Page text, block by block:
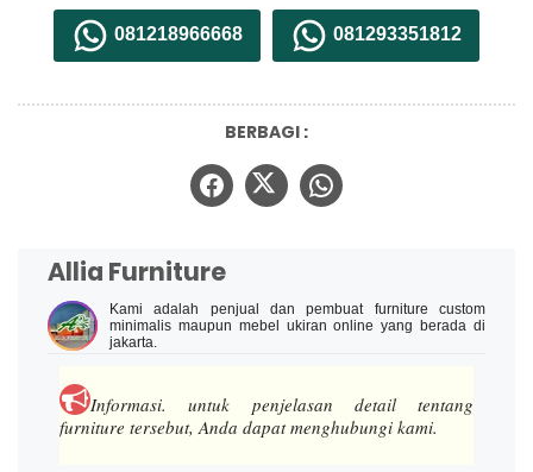
081218966668 081293351812
BERBAGI :
Allia Furniture
Kami adalah penjual dan pembuat furniture custom
minimalis maupun mebel ukiran online yang berada di
jakarta.
Informasi.untuk penjelasan detail tentang
furniture tersebut, Anda dapat menghubungi kami.